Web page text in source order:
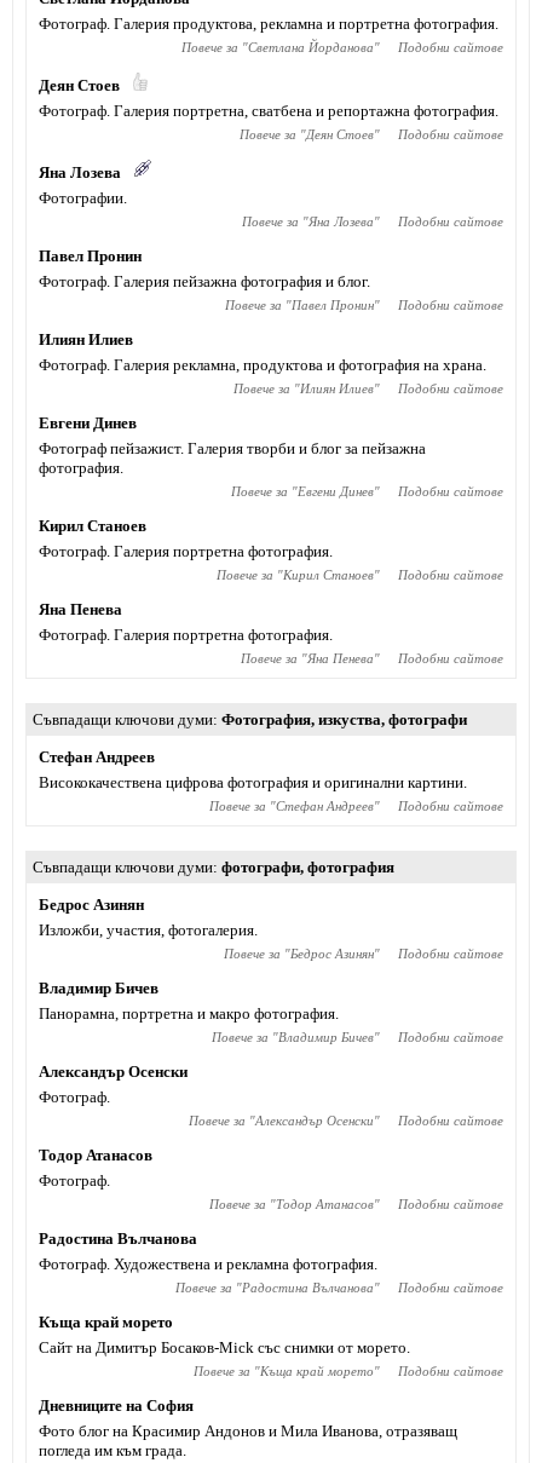
Фотограф. Галерия продуктова, рекламна и портретна фотография.
Повече за "Светлана Йорданова" Подобни сайтове
Деян Стоев
Фотограф. Галерия портретна, сватбена и репортажна фотография.
Повече за "Деян Стоев" Подобни сайтове
Яна Лозева
Фотографии.
Повече за "Яна Лозева" Подобни сайтове
Павел Пронин
Фотограф. Галерия пейзажна фотография и блог.
Повече за "Павел Пронин" Подобни сайтове
Илиян Илиев
Фотограф. Галерия рекламна, продуктова и фотография на храна.
Повече за "Илиян Илиев" Подобни сайтове
Евгени Динев
Фотограф пейзажист. Галерия творби и блог за пейзажна
фотография.
Повече за "Евгени Динев" Подобни сайтове
Кирил Станоев
Фотограф. Галерия портретна фотография.
Повече за "Кирил Станоев" Подобни сайтове
Яна Пенева
Фотограф. Галерия портретна фотография.
Повече за "Яна Пенева" Подобни сайтове
Съвпадащи ключови думи Фотография, изкуства, фотографи
Стефан Андреев
Висококачествена цифрова фотография и оригинални картини.
Повече за "Стефан Андреев" Подобни сайтове
Съвпадащи ключови думи фотографи, фотография
Бедрос Азинян
Изложби, участия, фотогалерия.
Повече за "Бедрос Азинян" Подобни сайтове
Владимир Бичев
Панорамна, портретна и макро фотография.
Повече за "Владимир Бичев" Подобни сайтове
Александър Осенски
Фотограф.
Повече за "Александър Осенски" Подобни сайтове
Тодор Атанасов
Фотограф.
Повече за "Тодор Атанасов" Подобни сайтове
Радостина Вълчанова
Фотограф. Художествена и рекламна фотография.
Повече за "Радостина Вълчанова" Подобни сайтове
Къща край морето
Сайт на Димитър Босаков-Mick със снимки от морето.
Повече за "Къща край морето" Подобни сайтове
Дневниците на София
Фото блог на Красимир Андонов и Мила Иванова, отразяващ
погледа им към града.